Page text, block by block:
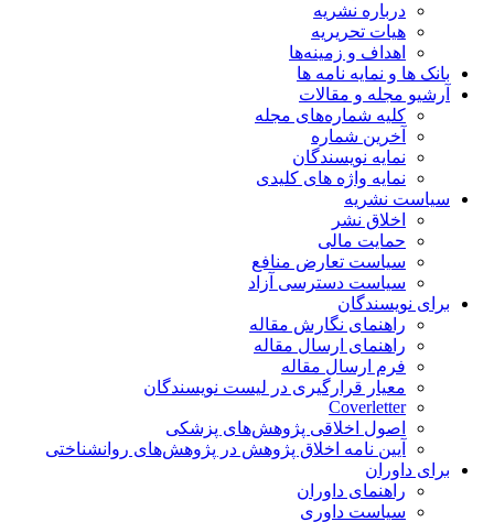
درباره نشریه
هیات تحریریه
اهداف و زمینه‌ها
بانک ها و نمایه نامه ها
آرشیو مجله و مقالات
کلیه شماره‌های مجله
آخرین شماره
نمایه نویسندگان
نمایه واژه های کلیدی
سیاست نشریه
اخلاق نشر
حمایت مالی
سیاست تعارض منافع
سیاست دسترسی آزاد
برای نویسندگان
راهنمای نگارش مقاله
راهنمای ارسال مقاله
فرم ارسال مقاله
معیار قرارگیری در لیست نویسندگان
Coverletter
اصول اخلاقی پژوهش‌های پزشکی
آیین نامه اخلاق پژوهش در پژوهش‌های روانشناختی
برای داوران
راهنمای داوران
سیاست داوری